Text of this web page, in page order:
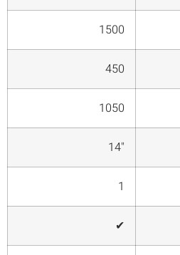
1500
450
1050
"14
1
✔